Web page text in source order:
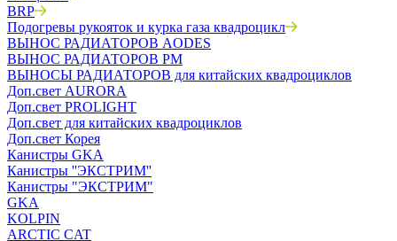
BRP
Подогревы рукояток и курка газа квадроцикл
ВЫНОС РАДИАТОРОВ AODES
ВЫНОС РАДИАТОРОВ РМ
ВЫНОСЫ РАДИАТОРОВ для китайских квадроциклов
Доп.свет AURORA
Доп.свет PROLIGHT
Доп.свет для китайских квадроциклов
Доп.свет Корея
Канистры GKA
Канистры ''ЭКСТРИМ''
Канистры "ЭКСТРИМ"
GKA
KOLPIN
ARCTIC CAT